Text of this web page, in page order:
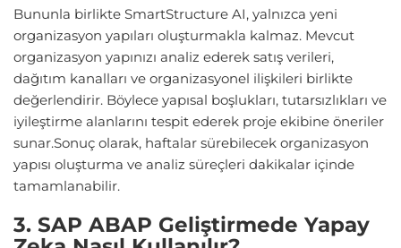
Bununla birlikte SmartStructure AI, yalnızca yeni
organizasyon yapıları oluşturmakla kalmaz. Mevcut
organizasyon yapınızı analiz ederek satış verileri,
dağıtım kanalları ve organizasyonel ilişkileri birlikte
değerlendirir. Böylece yapısal boşlukları, tutarsızlıkları ve
iyileştirme alanlarını tespit ederek proje ekibine öneriler
sunar.Sonuç olarak, haftalar sürebilecek organizasyon
yapısı oluşturma ve analiz süreçleri dakikalar içinde
tamamlanabilir.
3. SAP ABAP Geliştirmede Yapay